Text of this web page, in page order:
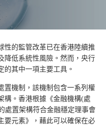
性的監管改革已在香港陸續推
降低系統性風險。然而，央行
的其中一項主要工具。
置機制，該機制包含一系列權
構。香港根據《金融機構(處
處置架構符合金融穩定理事會
要元素》，藉此可以確保在必